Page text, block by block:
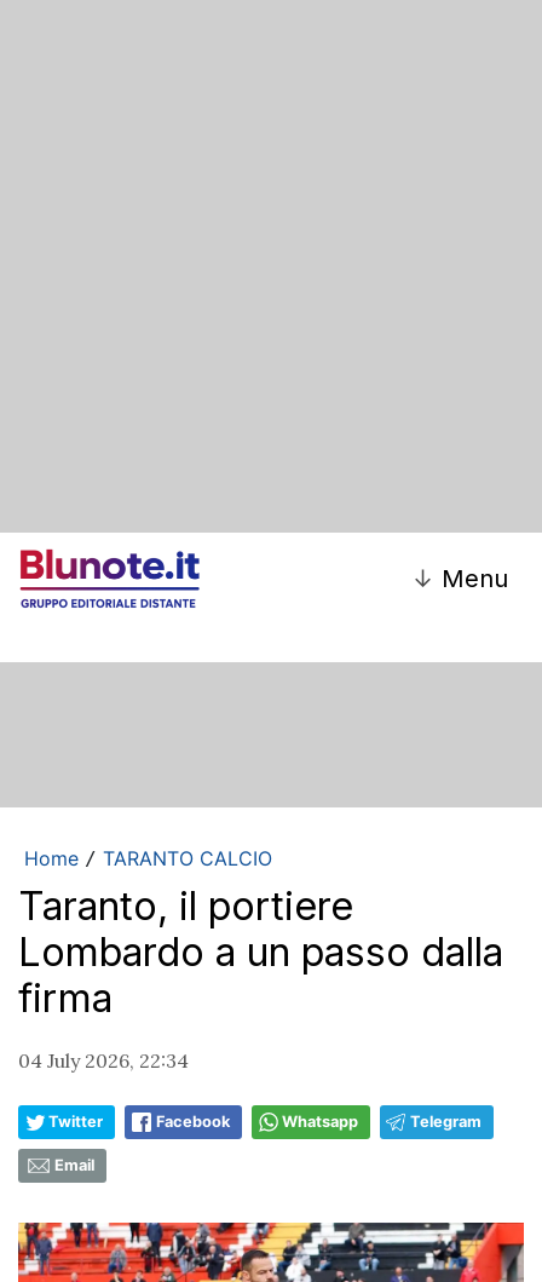
↓ Menu
Home / TARANTO CALCIO
Taranto, il portiere
Lombardo a un passo dalla
firma
04 July 2026, 22:34
Twitter Facebook Whatsapp Telegram
Email